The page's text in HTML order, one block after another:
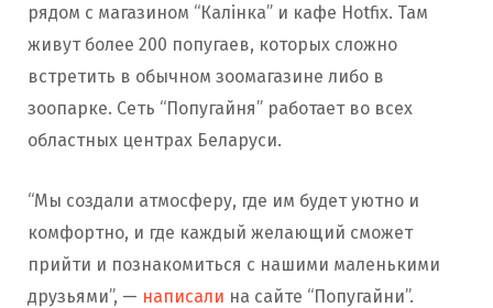
рядом с магазином “Калінка” и кафе Hotfix. Там
живут более 200 попугаев, которых сложно
встретить в обычном зоомагазине либо в
зоопарке. Сеть “Попугайня” работает во всех
областных центрах Беларуси.
“Мы создали атмосферу, где им будет уютно и
комфортно, и где каждый желающий сможет
прийти и познакомиться с нашими маленькими
друзьями”, — написали на сайте “Попугайни”.